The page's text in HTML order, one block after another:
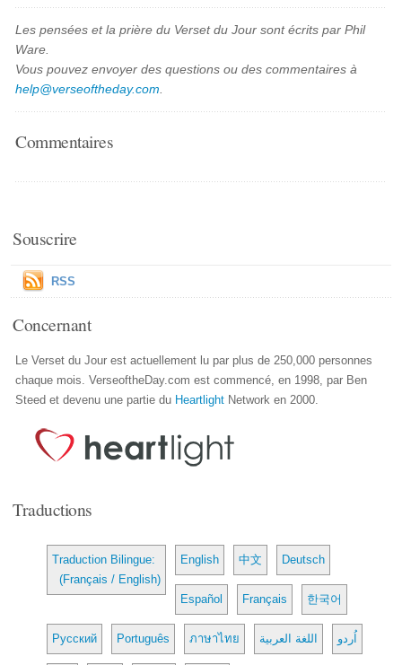
Les pensées et la prière du Verset du Jour sont écrits par Phil
Ware.
Vous pouvez envoyer des questions ou des commentaires à
help@verseoftheday.com
Commentaires
Souscrire
RSS
Concernant
Le Verset du Jour est actuellement lu par plus de 250,000 personnes
chaque mois. VerseoftheDay.com est commencé, en 1998, par Ben
Steed et devenu une partie du Heartlight Network en 2000.
Traductions
Traduction Bilingue:
(Français / English)
English 中文 Deutsch
Español Français 한국어
Русский Português ภาษาไทย اللغة العربية اُردو